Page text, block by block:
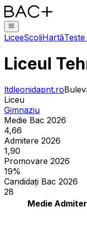
LiceeȘcoliHartăTeste
Liceul
ltdleonidapnt.ro
Liceu
Gimnaziu
Medie Bac 2026
4,66
Admitere 2026
1,90
Promovare 2026
19%
Candidați Bac 2026
28
Medie